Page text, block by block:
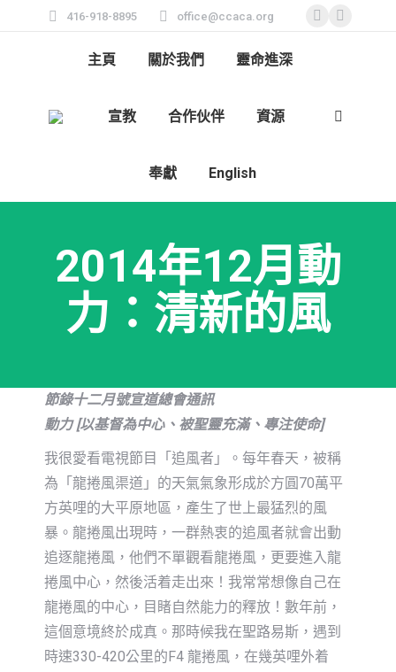
416-918-8895 office@ccaca.org
Facebook
newnew
主頁 關於我們 靈命進深
宣教 合作伙伴 資源
奉獻 English
Search:
2014年12月動
力：清新的風
節錄十二月號宣道總會通訊
動力 [以基督為中心、被聖靈充滿、專注使命]
我很愛看電視節目「追風者」。每年春天，被稱
為「龍捲風渠道」的天氣氣象形成於方圓70萬平
方英哩的大平原地區，產生了世上最猛烈的風
暴。龍捲風出現時，一群熱衷的追風者就會出動
追逐龍捲風，他們不單觀看龍捲風，更要進入龍
捲風中心，然後活着走出來！我常常想像自己在
龍捲風的中心，目睹自然能力的釋放！數年前，
這個意境終於成真。那時候我在聖路易斯，遇到
時速330-420公里的F4 龍捲風，在幾英哩外着